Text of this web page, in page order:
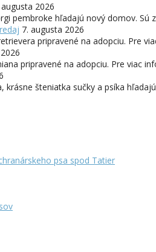
augusta 2026
pembroke hľadajú nový domov.
7. augusta 2026
pripravené na adopciu. Pre
pripravené na adopciu. Pre viac
krásne šteniatka sučky a psíka
psa spod Tatier